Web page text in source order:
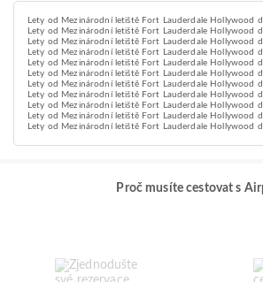
Lety od Mezinárodní letiště Fort Lauderdale Hollywood
Lety od Mezinárodní letiště Fort Lauderdale Hollywood
Lety od Mezinárodní letiště Fort Lauderdale Hollywood
Lety od Mezinárodní letiště Fort Lauderdale Hollywood
Lety od Mezinárodní letiště Fort Lauderdale Hollywood
Lety od Mezinárodní letiště Fort Lauderdale Hollywood
Lety od Mezinárodní letiště Fort Lauderdale Hollywood
Lety od Mezinárodní letiště Fort Lauderdale Hollywood
Lety od Mezinárodní letiště Fort Lauderdale Hollywood
Lety od Mezinárodní letiště Fort Lauderdale Hollywood
Lety od Mezinárodní letiště Fort Lauderdale Hollywood
Proč musíte cestovat s